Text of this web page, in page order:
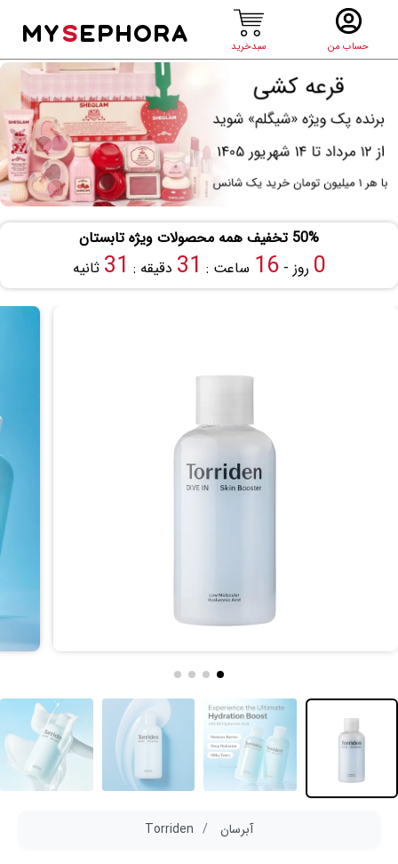
حساب من سبدخرید
MYSEPHORA
50% تخفیف همه محصولات ویژه تابستان
0 روز -16 ساعت : 31 دقیقه : 31 ثانیه
آبرسان Torriden